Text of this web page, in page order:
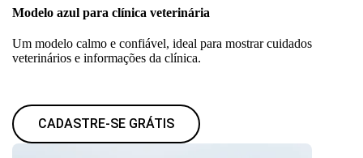
Modelo azul para clínica veterinária
Um modelo calmo e confiável, ideal para mostrar cuidados
veterinários e informações da clínica.
CADASTRE-SE GRÁTIS